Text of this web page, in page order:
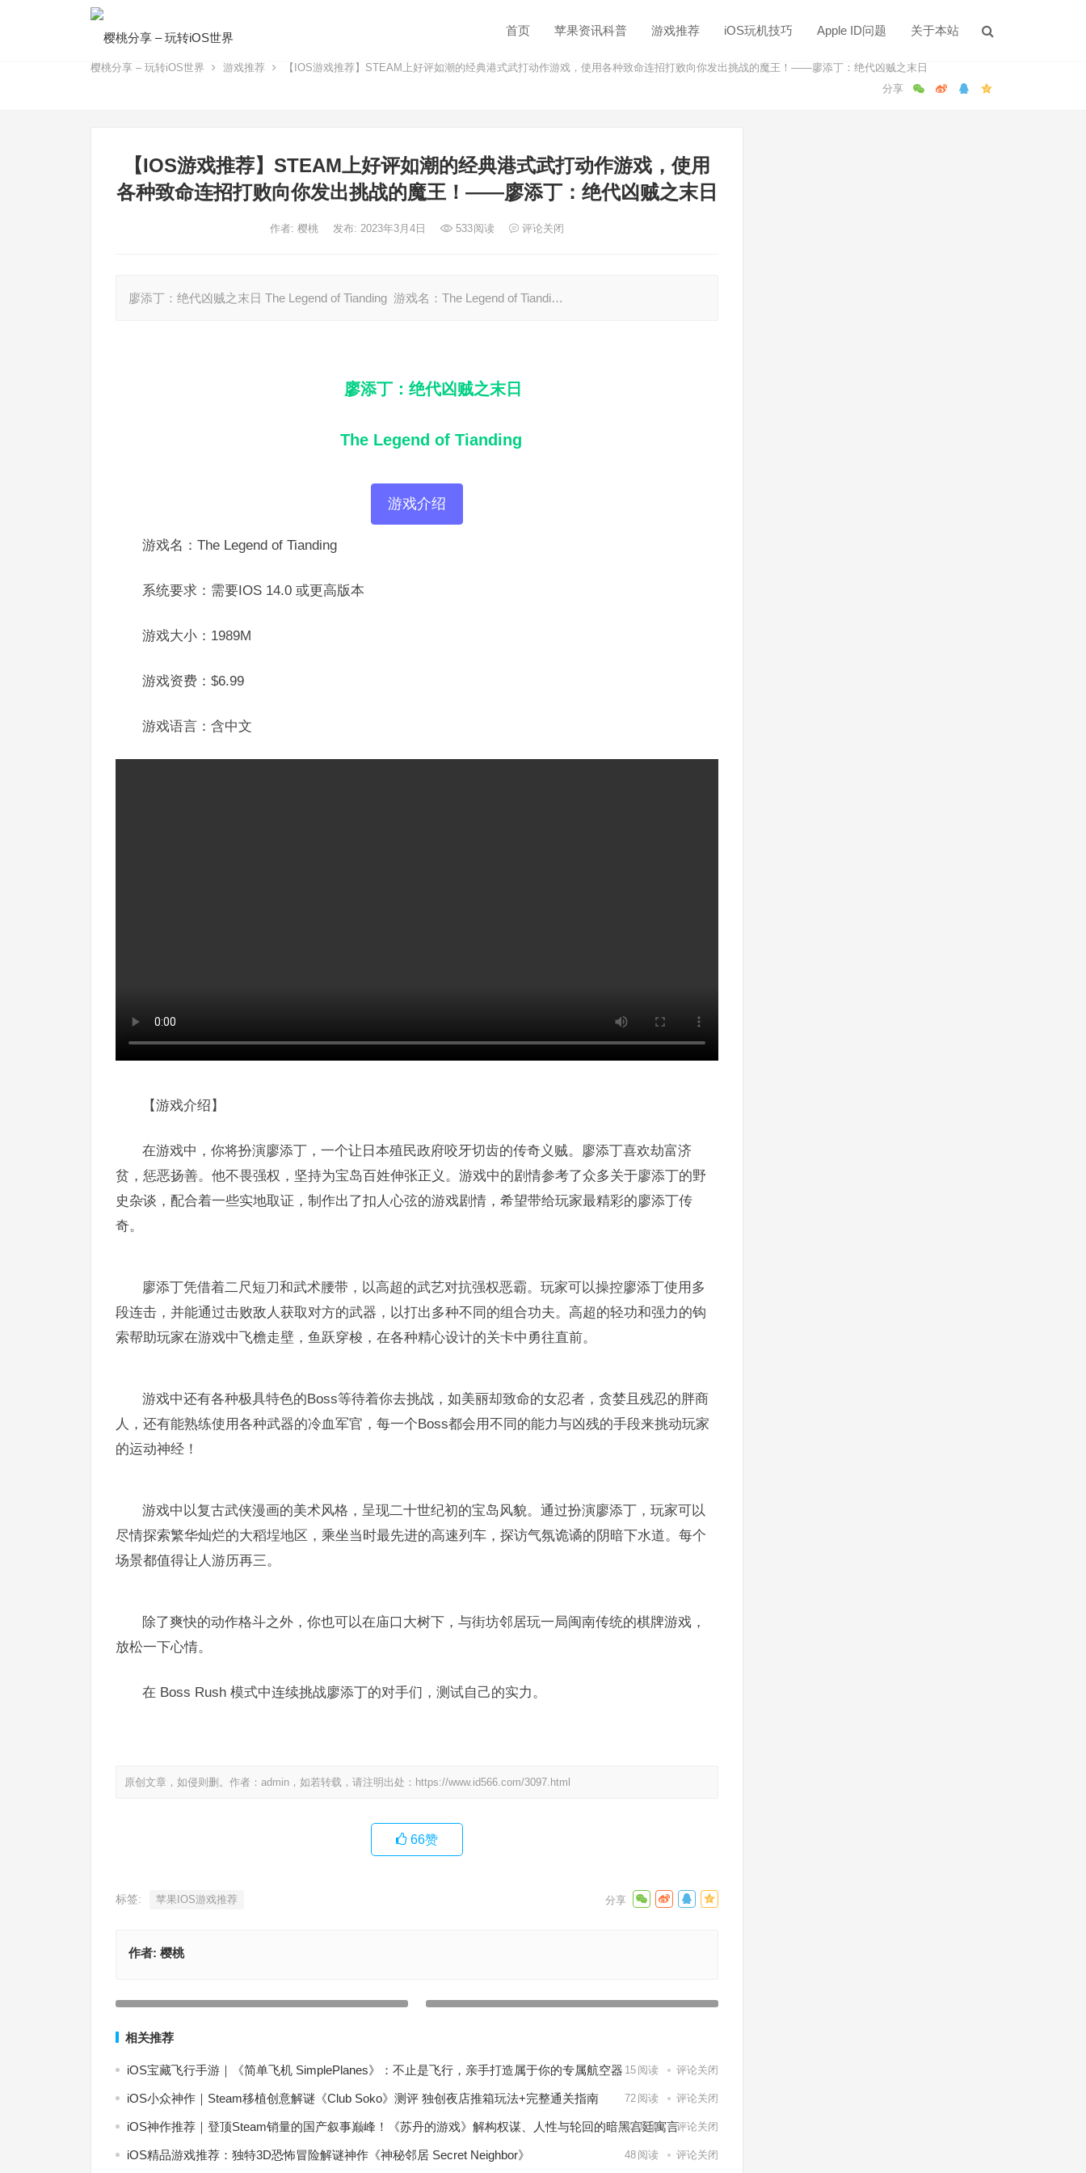
首页 苹果资讯科普 游戏推荐 iOS玩机技巧 Apple ID问题 关于本站
樱桃分享 – 玩转iOS世界 游戏推荐 【IOS游戏推荐】STEAM上好评如潮的经典港式武打动作游戏，使用各种致命连招打败向你发出挑战的魔王！——廖添丁：绝代凶贼之末日
【IOS游戏推荐】STEAM上好评如潮的经典港式武打动作游戏，使用
各种致命连招打败向你发出挑战的魔王！——廖添丁：绝代凶贼之末日
作者: 樱桃 发布: 2023年3月4日 533阅读 评论关闭
廖添丁：绝代凶贼之末日 The Legend of Tianding 游戏名：The Legend of Tiandi…
廖添丁：绝代凶贼之末日
The Legend of Tianding
游戏介绍
游戏名：The Legend of Tianding
系统要求：需要IOS 14.0 或更高版本
游戏大小：1989M
游戏资费：$6.99
游戏语言：含中文
【游戏介绍】
在游戏中，你将扮演廖添丁，一个让日本殖民政府咬牙切齿的传奇义贼。廖添丁喜欢劫富济
贫，惩恶扬善。他不畏强权，坚持为宝岛百姓伸张正义。游戏中的剧情参考了众多关于廖添丁的野
史杂谈，配合着一些实地取证，制作出了扣人心弦的游戏剧情，希望带给玩家最精彩的廖添丁传
奇。
廖添丁凭借着二尺短刀和武术腰带，以高超的武艺对抗强权恶霸。玩家可以操控廖添丁使用多
段连击，并能通过击败敌人获取对方的武器，以打出多种不同的组合功夫。高超的轻功和强力的钩
索帮助玩家在游戏中飞檐走壁，鱼跃穿梭，在各种精心设计的关卡中勇往直前。
游戏中还有各种极具特色的Boss等待着你去挑战，如美丽却致命的女忍者，贪婪且残忍的胖商
人，还有能熟练使用各种武器的冷血军官，每一个Boss都会用不同的能力与凶残的手段来挑动玩家
的运动神经！
游戏中以复古武侠漫画的美术风格，呈现二十世纪初的宝岛风貌。通过扮演廖添丁，玩家可以
尽情探索繁华灿烂的大稻埕地区，乘坐当时最先进的高速列车，探访气氛诡谲的阴暗下水道。每个
场景都值得让人游历再三。
除了爽快的动作格斗之外，你也可以在庙口大树下，与街坊邻居玩一局闽南传统的棋牌游戏，
放松一下心情。
在 Boss Rush 模式中连续挑战廖添丁的对手们，测试自己的实力。
原创文章，如侵则删。作者：admin，如若转载，请注明出处： https://www.id566.com/3097.html
66赞
标签: 苹果IOS游戏推荐
作者: 樱桃
Kingdom Rush
相关推荐
iOS宝藏飞行手游｜《简单飞机 SimplePlanes》：不止是飞行，亲手打造属于你的专属航空器 15 阅读 评论关闭
iOS小众神作｜Steam移植创意解谜《Club Soko》测评 独创夜店推箱玩法+完整通关指南 72 阅读 评论关闭
iOS神作推荐｜登顶Steam销量的国产叙事巅峰！《苏丹的游戏》解构权谋、人性与轮回的暗黑宫廷寓言
62阅读 评论关闭
iOS精品游戏推荐：独特3D恐怖冒险解谜神作《神秘邻居 Secret Neighbor》 48 阅读 评论关闭